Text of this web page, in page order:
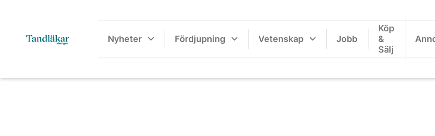
Nyheter Fördjupning Vetenskap Jobb
Köp
&
Sälj